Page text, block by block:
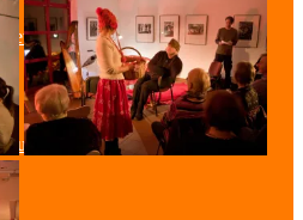
& Film